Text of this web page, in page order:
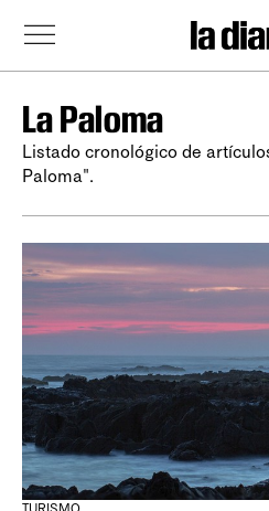
La Paloma
Listado cronológico de
Paloma".